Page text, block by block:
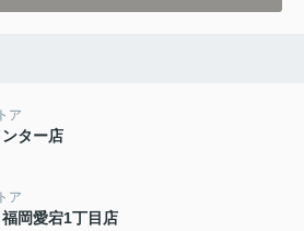
ア
ター店
ア
岡愛宕1丁目店